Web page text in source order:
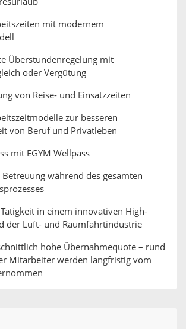
mit modernem
Überstundenregelung mit
oder Vergütung
von Reise- und Einsatzzeiten
zur besseren
von Beruf und Privatleben
mit EGYM Wellpass
Betreuung während des gesamten
in einem innovativen High-
der Luft- und Raumfahrtindustrie
hohe Übernahmequote – rund
Mitarbeiter werden langfristig vom